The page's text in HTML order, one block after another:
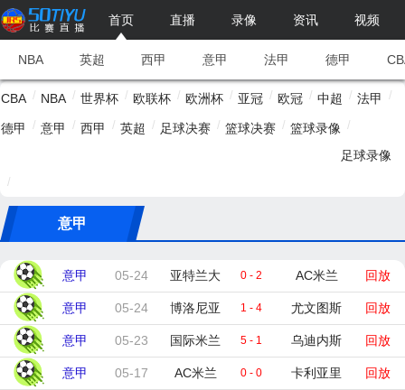
首页 直播 录像 资讯 视频
NBA 英超 西甲 意甲 法甲 德甲
CBA / NBA / 世界杯 / 欧联杯 / 欧洲杯 / 亚冠 / 欧冠 / 中超 / 法甲 /
德甲 / 意甲 / 西甲 / 英超 / 足球决赛 / 篮球决赛 / 篮球录像 /
足球录像
/
意甲
意甲 05-24 亚特兰大 0 - 2 AC米兰 回放
意甲 05-24 博洛尼亚 1 - 4 尤文图斯 回放
意甲 05-23 国际米兰 5 - 1 乌迪内斯 回放
意甲 05-17 AC米兰 0 - 0 卡利亚里 回放